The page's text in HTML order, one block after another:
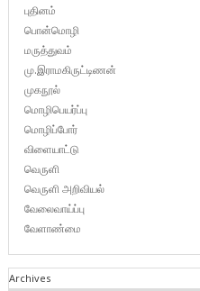
புதினம்
பொன்மொழி
மருத்துவம்
மு.இராமகிருட்டிணன்
முகநூல்
மொழிபெயர்ப்பு
மொழிப்போர்
விளையாட்டு
வெருளி
வெருளி அறிவியல்
வேலைவாய்ப்பு
வேளாண்மை
Archives